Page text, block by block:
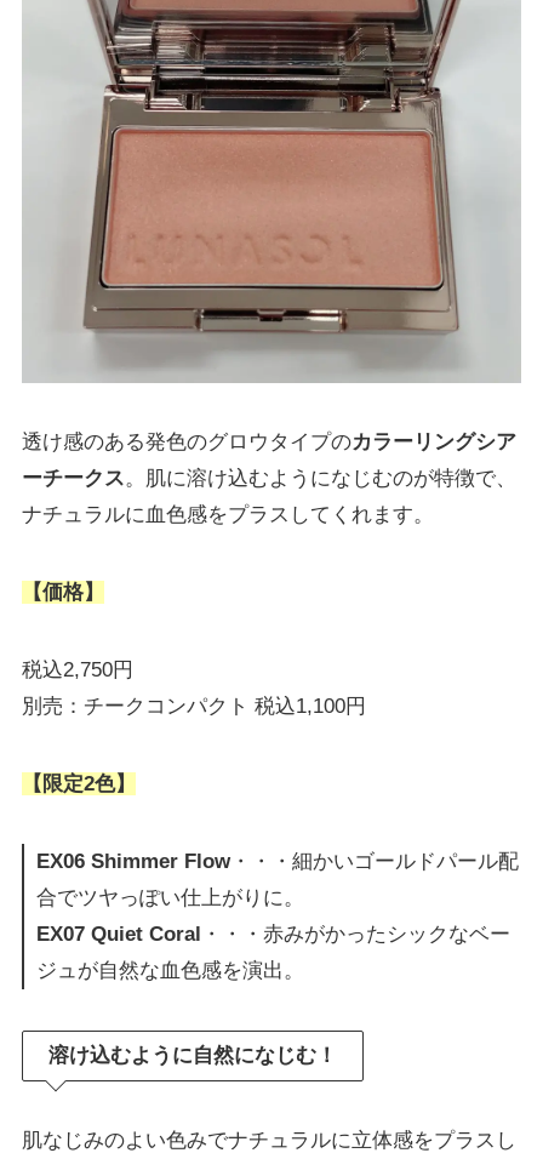
透け感のある発色のグロウタイプのカラーリングシア
ーチークス。肌に溶け込むようになじむのが特徴で、
ナチュラルに血色感をプラスしてくれます。
【価格】
税込2,750円
別売：チークコンパクト 税込1,100円
【限定2色】
EX06 Shimmer Flow・・・細かいゴールドパール配
合でツヤっぽい仕上がりに。
EX07 Quiet Coral ・・・赤みがかったシックなベー
ジュが自然な血色感を演出。
溶け込むように自然になじむ！
肌なじみのよい色みでナチュラルに立体感をプラスし